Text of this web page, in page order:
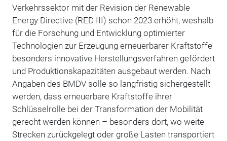
Verkehrssektor mit der Revision der Renewable
Energy Directive (RED III) schon 2023 erhöht, weshalb
für die Forschung und Entwicklung optimierter
Technologien zur Erzeugung erneuerbarer Kraftstoffe
besonders innovative Herstellungsverfahren gefördert
und Produktionskapazitäten ausgebaut werden. Nach
Angaben des BMDV solle so langfristig sichergestellt
werden, dass erneuerbare Kraftstoffe ihrer
Schlüsselrolle bei der Transformation der Mobilität
gerecht werden können – besonders dort, wo weite
Strecken zurückgelegt oder große Lasten transportiert